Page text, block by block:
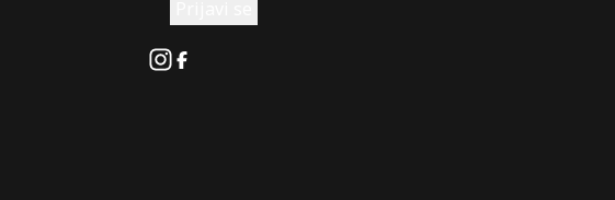
Instagram
Facebook